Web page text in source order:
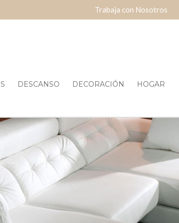
Trabaja con Nosotros
DESCANSO DECORACIÓN HOGAR